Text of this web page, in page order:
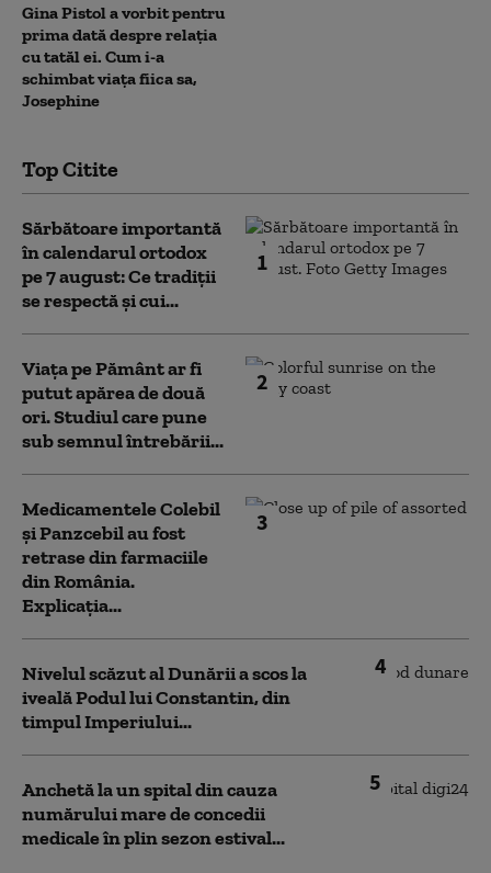
Gina Pistol a vorbit pentru
prima dată despre relația
cu tatăl ei. Cum i-a
schimbat viața fiica sa,
Josephine
Top Citite
1
Sărbătoare importantă
în calendarul ortodox
pe 7 august: Ce tradiții
se respectă și cui...
2
Viața pe Pământ ar fi
putut apărea de două
ori. Studiul care pune
sub semnul întrebării...
3
Medicamentele Colebil
și Panzcebil au fost
retrase din farmaciile
din România.
Explicația...
4
Nivelul scăzut al Dunării a scos la
iveală Podul lui Constantin, din
timpul Imperiului...
5
Anchetă la un spital din cauza
numărului mare de concedii
medicale în plin sezon estival...